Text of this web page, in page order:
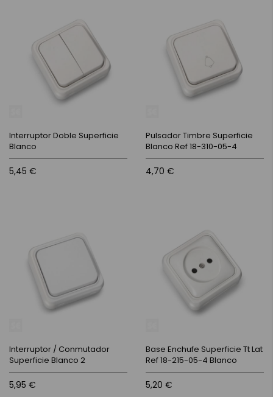
Interruptor Doble Superficie
Blanco
5,45 €
Pulsador Timbre Superficie
Blanco Ref 18-310-05-4
4,70 €
Interruptor / Conmutador
Superficie Blanco 2
5,95 €
Base Enchufe Superficie Tt Lat
Ref 18-215-05-4 Blanco
5,20 €